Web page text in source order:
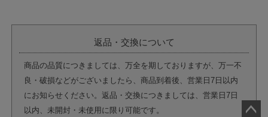
返品・交換について
商品の品質につきましては、万全を期しておりますが、万一不
良・破損などがございましたら、商品到着後、営業日7日以内
にお知らせください。返品・交換につきましては、営業日7日
以内、未開封・未使用に限り可能です。